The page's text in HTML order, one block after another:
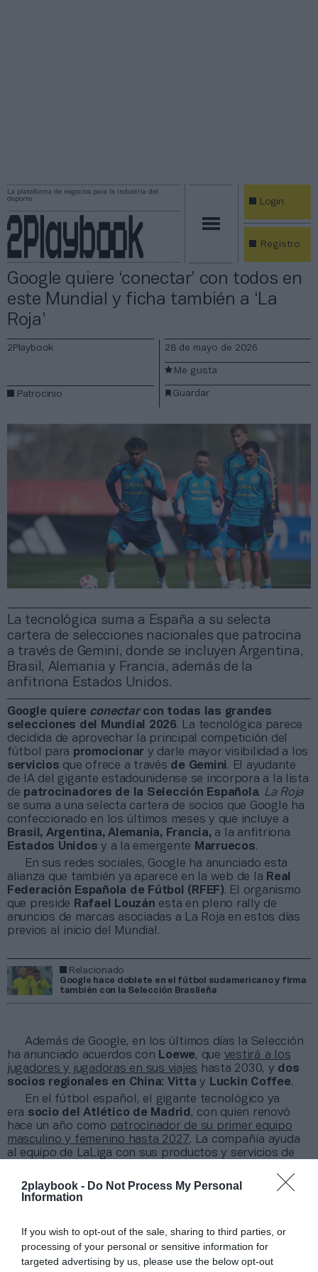
2playbook - Do Not Process My Personal
Information
If you wish to opt-out of the sale, sharing to third parties, or
processing of your personal or sensitive information for
targeted advertising by us, please use the below opt-out
La plataforma de negocios para la industria del
deporte
Login
Registro
Google quiere ‘conectar’ con todos en
este Mundial y ficha también a ‘La
Roja’
La tecnológica suma a España a su selecta
cartera de selecciones nacionales que patrocina
a través de Gemini, donde se incluyen Argentina,
Brasil, Alemania y Francia, además de la
anfitriona Estados Unidos.
2Playbook
Patrocinio
28 de mayo de 2026
Guardar
Me gusta
Google quiere conectarcon todas las grandes
selecciones del Mundial 2026. La tecnológica parece
decidida de aprovechar la principal competición del
fútbol para promocionar y darle mayor visibilidad a los
servicios que ofrece a través de Gemini . El ayudante
de IA del gigante estadounidense se incorpora a la lista
de patrocinadores de la Selección Española. La Roja
se suma a una selecta cartera de socios que Google ha
confeccionado en los últimos meses y que incluye a
Brasil, Argentina, Alemania, Francia, a la anfitriona
Estados Unidosy a la emergente Marruecos.
En sus redes sociales, Google ha anunciado esta
alianza que también ya aparece en la web de la Real
Federación Española de Fútbol (RFEF). El organismo
que preside Rafael Louzán esta en pleno rally de
anuncios de marcas asociadas a La Roja en estos días
previos al inicio del Mundial.
Relacionado
Google hace doblete en el fútbol sudamericano y firma
también con la Selección Brasileña
Además de Google, en los últimos días la Selección
ha anunciado acuerdos con Loewe, que vestirá a los
jugadores y jugadoras en sus viajes hasta 2030, y dos
socios regionales en China: Vitta y Luckin Coffee.
En el fútbol español, el gigante tecnológico ya
era socio del Atlético de Madrid , con quien renovó
hace un año como patrocinador de su primer equipo
masculino y femenino hasta 2027 . La compañía ayuda
al equipo de LaLiga con sus productos y servicios de
2Playbook Media lanzó en 2025 su propio newsletter
mensual especializado en patrocinio. En él tomamos el
pulso al sector abordando el tema que ha marcado la